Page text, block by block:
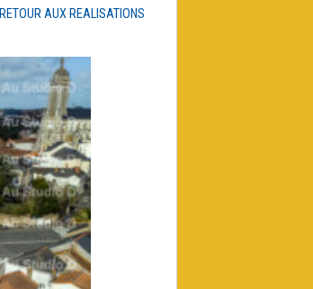
RETOUR AUX REALISATIONS